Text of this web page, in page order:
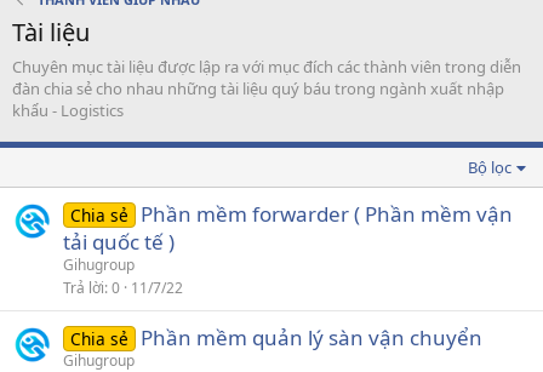
Tài liệu
Chuyên mục tài liệu được lập ra với mục đích các thành viên trong diễn
đàn chia sẻ cho nhau những tài liệu quý báu trong ngành xuất nhập
khẩu - Logistics
Bộ lọc
Chia sẻ
Phần mềm forwarder ( Phần mềm vận
tải quốc tế )
Gihugroup
Trả lời 0 11/7/22
Chia sẻ Phần mềm quản lý sàn vận chuyển
Gihugroup